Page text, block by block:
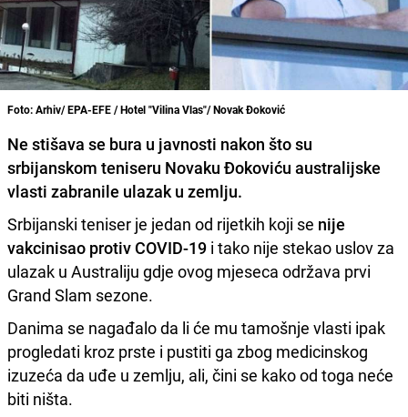
Foto: Arhiv/ EPA-EFE / Hotel "Vilina Vlas"/ Novak Đoković
Ne stišava se bura u javnosti nakon što su
srbijanskom teniseru Novaku Đokoviću australijske
vlasti zabranile ulazak u zemlju.
Srbijanski teniser je jedan od rijetkih koji se nije
vakcinisao protiv COVID-19 i tako nije stekao uslov za
ulazak u Australiju gdje ovog mjeseca održava prvi
Grand Slam sezone.
Danima se nagađalo da li će mu tamošnje vlasti ipak
progledati kroz prste i pustiti ga zbog medicinskog
izuzeća da uđe u zemlju, ali, čini se kako od toga neće
biti ništa.